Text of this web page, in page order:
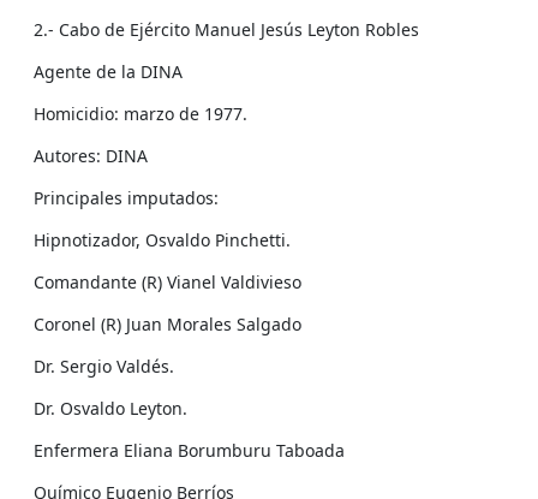
2.- Cabo de Ejército Manuel Jesús Leyton Robles
Agente de la DINA
Homicidio: marzo de 1977.
Autores: DINA
Principales imputados:
Hipnotizador, Osvaldo Pinchetti.
Comandante (R) Vianel Valdivieso
Coronel (R) Juan Morales Salgado
Dr. Sergio Valdés.
Dr. Osvaldo Leyton.
Enfermera Eliana Borumburu Taboada
Químico Eugenio Berríos